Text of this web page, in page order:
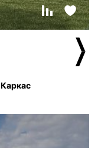
Каркас